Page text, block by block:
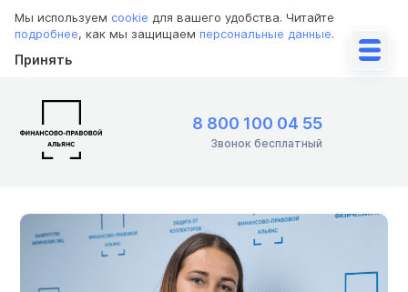
Мы используем cookie для вашего удобства. Читайте
подробнее, как мы защищаем персональные данные.
Принять
8 800 100 04 55
Звонок бесплатный